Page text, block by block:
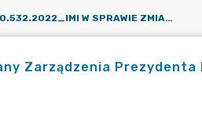
OR.0050.532.2022_IMI W SPRAWIE ZMIANY ZARZĄDZENIA PREZYDENTA MIASTA NR OR.0050.266.2022 Z DNIA 18.02.2022 R.
Zarządzenia